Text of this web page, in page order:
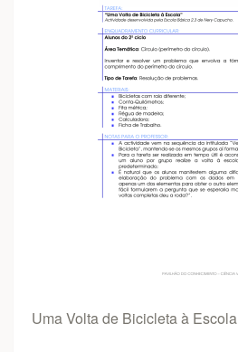
Uma Volta de Bicicleta à Escola